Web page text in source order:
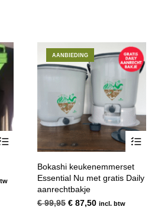
AANBIEDING
product
heeft
Bokashi keukenemmerset
Essential Nu met gratis Daily
aanrechtbakje
€99,95 Oorspronkelijke
€ 87,50Huidige
incl. btw